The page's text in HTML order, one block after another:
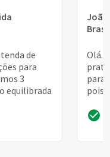
de
para
3
equilibrada
Olá.
para
pois